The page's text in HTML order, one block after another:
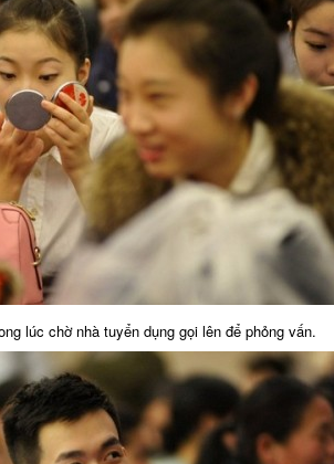
lúc chờ nhà tuyển dụng gọi lên để phỏng vấn.